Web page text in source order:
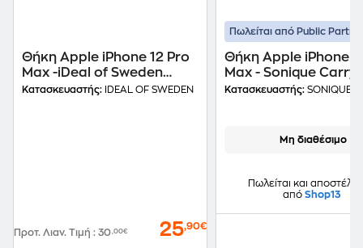
Θήκη Apple iPhone 12 Pro
Max -iDeal of Sweden
Fashion Case - Coral Blush
Κατασκευαστής: IDEAL OF SWEDEN
Προτ. Λιαν. Τιμή : 30,00€ 25,90€
Πωλείται από Public
Θήκη Apple iPhone
Max - Sonique
Liquid Silicone Strap
Κατασκευαστής: SONIQUE
Μη διαθέσιμο
Πωλείται και
από Shop13